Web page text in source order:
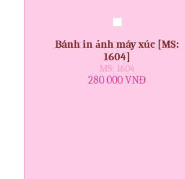
Bánh in ảnh máy xúc [MS:
1604]
MS: 1604
280 000 VNĐ